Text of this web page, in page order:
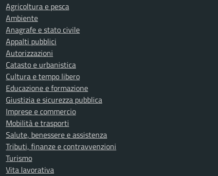
Agricoltura e pesca
Ambiente
Anagrafe e stato civile
Appalti pubblici
Autorizzazioni
Catasto e urbanistica
Cultura e tempo libero
Educazione e formazione
Giustizia e sicurezza pubblica
Imprese e commercio
Mobilità e trasporti
Salute, benessere e assistenza
Tributi, finanze e contravvenzioni
Turismo
Vita lavorativa